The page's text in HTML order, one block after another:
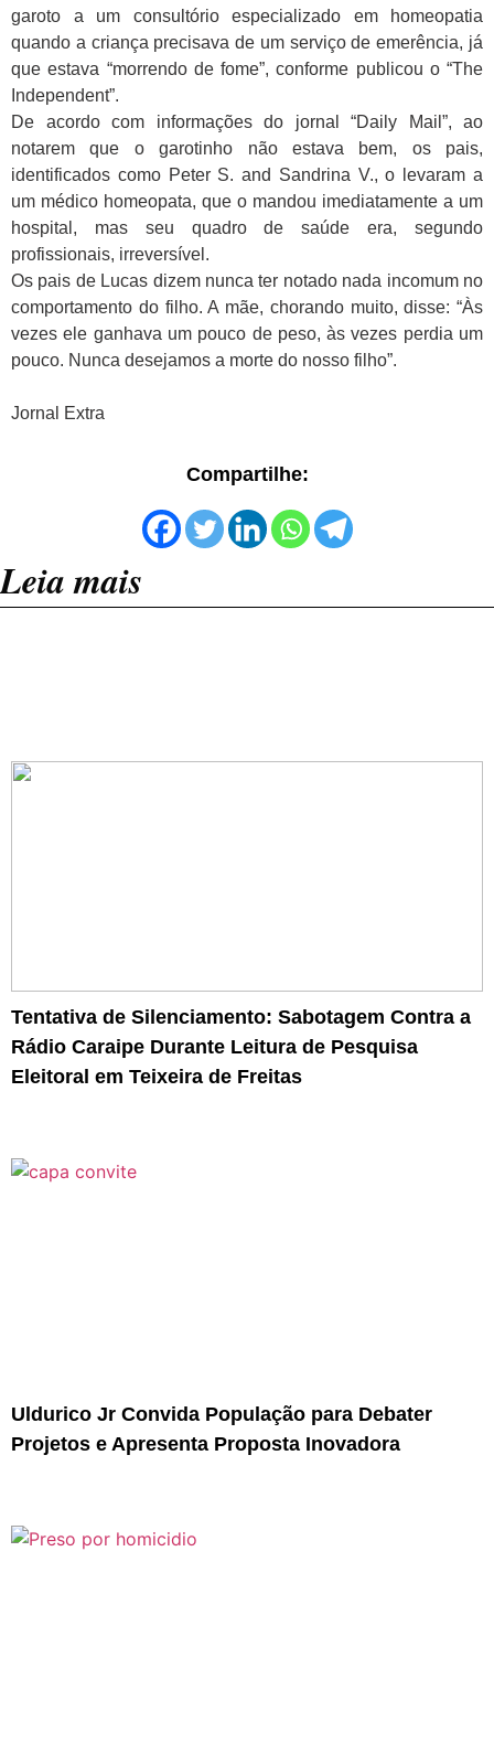
garoto a um consultório especializado em homeopatia
quando a criança precisava de um serviço de emerência, já
que estava “morrendo de fome”, conforme publicou o “The
Independent”.
De acordo com informações do jornal “Daily Mail”, ao
notarem que o garotinho não estava bem, os pais,
identificados como Peter S. and Sandrina V., o levaram a
um médico homeopata, que o mandou imediatamente a um
hospital, mas seu quadro de saúde era, segundo
profissionais, irreversível.
Os pais de Lucas dizem nunca ter notado nada incomum no
comportamento do filho. A mãe, chorando muito, disse: “Às
vezes ele ganhava um pouco de peso, às vezes perdia um
pouco. Nunca desejamos a morte do nosso filho”.
Jornal Extra
Compartilhe:
Leia mais
Tentativa de Silenciamento: Sabotagem Contra a
Rádio Caraipe Durante Leitura de Pesquisa
Eleitoral em Teixeira de Freitas
Uldurico Jr Convida População para Debater
Projetos e Apresenta Proposta Inovadora